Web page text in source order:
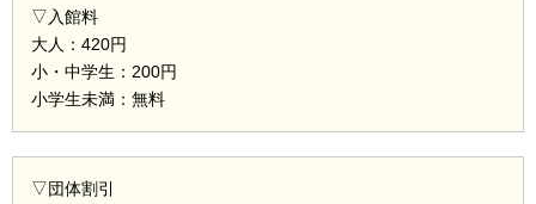
▽入館料
大人：420円
小・中学生：200円
小学生未満：無料
▽団体割引